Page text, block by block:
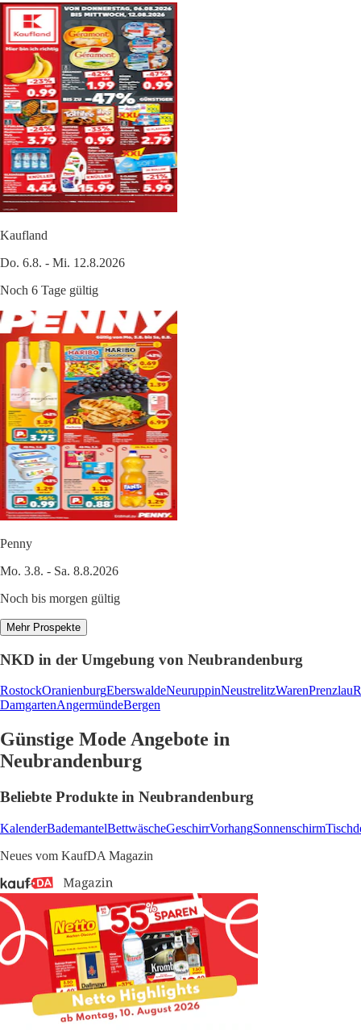
Kaufland
Do. 6.8. - Mi. 12.8.2026
Noch 6 Tage gültig
Penny
Mo. 3.8. - Sa. 8.8.2026
Noch bis morgen gültig
Mehr Prospekte
NKD in der Umgebung von Neubrandenburg
RostockOranienburgEberswaldeNeuruppinNeustrelitzWarenPrenzlau
DamgartenAngermündeBergen
Günstige Mode Angebote in
Neubrandenburg
Beliebte Produkte in Neubrandenburg
KalenderBademantelBettwäscheGeschirrVorhangSonnenschirm
Neues vom KaufDA Magazin